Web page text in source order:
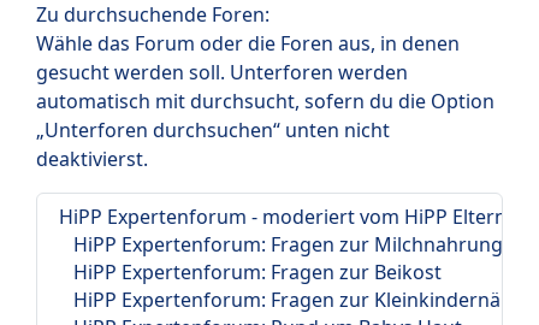
Zu durchsuchende Foren:
Wähle das Forum oder die Foren aus, in denen
gesucht werden soll. Unterforen werden
automatisch mit durchsucht, sofern du die Option
„Unterforen durchsuchen“ unten nicht
deaktivierst.